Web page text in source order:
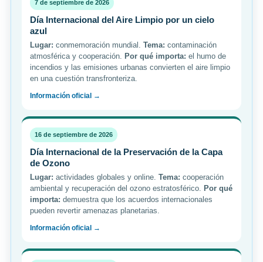
7 de septiembre de 2026
Día Internacional del Aire Limpio por un cielo
azul
Lugar: conmemoración mundial. Tema: contaminación
atmosférica y cooperación.
Por qué importa: el humo de
incendios y las emisiones urbanas convierten el aire limpio
en una cuestión transfronteriza.
Información oficial →
16 de septiembre de 2026
Día Internacional de la Preservación de la Capa
de Ozono
Lugar: actividades globales y online. Tema: cooperación
ambiental y recuperación del ozono estratosférico.
Por qué
importa: demuestra que los acuerdos internacionales
pueden revertir amenazas planetarias.
Información oficial →